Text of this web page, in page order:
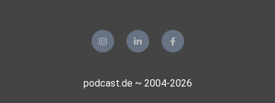
podcast.de ~ 2004-2026